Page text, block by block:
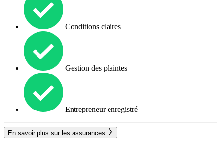
Conditions claires
Gestion des plaintes
Entrepreneur enregistré
En savoir plus sur les assurances